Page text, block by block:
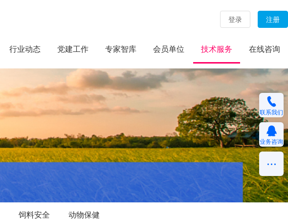
登录 注册
行业动态 党建工作 专家智库 会员单位 技术服务 在线咨询
饲料安全 动物保健
联系我们
业务咨询